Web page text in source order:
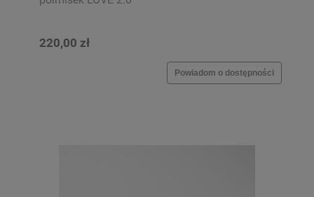
220,00 zł
Powiadom o dostępności